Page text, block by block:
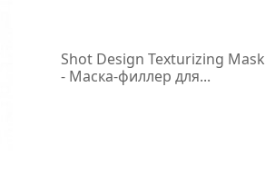
Shot Design Texturizing Mask
- Маска-филлер для...